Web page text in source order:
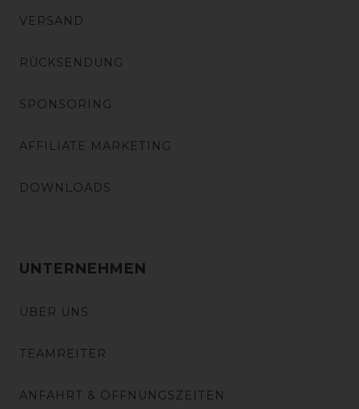
VERSAND
RÜCKSENDUNG
SPONSORING
AFFILIATE MARKETING
DOWNLOADS
UNTERNEHMEN
ÜBER UNS
TEAMREITER
ANFAHRT & ÖFFNUNGSZEITEN